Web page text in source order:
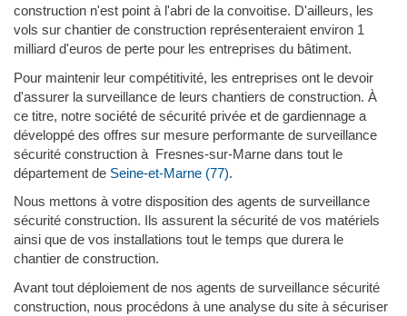
construction n'est point à l'abri de la convoitise. D'ailleurs, les
vols sur chantier de construction représenteraient environ 1
milliard d'euros de perte pour les entreprises du bâtiment.
Pour maintenir leur compétitivité, les entreprises ont le devoir
d'assurer la surveillance de leurs chantiers de construction. À
ce titre, notre société de sécurité privée et de gardiennage a
développé des offres sur mesure performante de surveillance
sécurité construction à Fresnes-sur-Marne dans tout le
département de Seine-et-Marne (77).
Nous mettons à votre disposition des agents de surveillance
sécurité construction. Ils assurent la sécurité de vos matériels
ainsi que de vos installations tout le temps que durera le
chantier de construction.
Avant tout déploiement de nos agents de surveillance sécurité
construction, nous procédons à une analyse du site à sécuriser